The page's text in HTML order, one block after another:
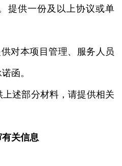
提供一份及以上协议或单
本项目管理、服务人员
函。
述部分材料，请提供相关
关信息